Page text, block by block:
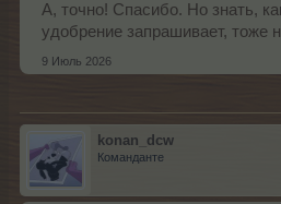
А, точно! Спасибо. Но знать,
удобрение запрашивает, тоже
9 Июль 2026
konan_dcw
Команданте